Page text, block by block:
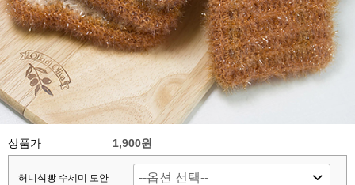
상품가 1,900원
허니식빵 수세미 도안